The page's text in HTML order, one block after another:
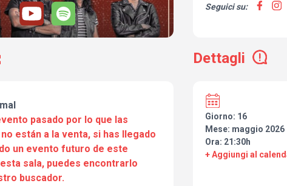
Seguici su:
Dettagli
pasado por lo que las
están a la venta, si has llegado
un evento futuro de este
sala, puedes encontrarlo
buscador.
Giorno: 16
Mese: maggio 2026
Ora: 21:30h
+ Aggiungi al